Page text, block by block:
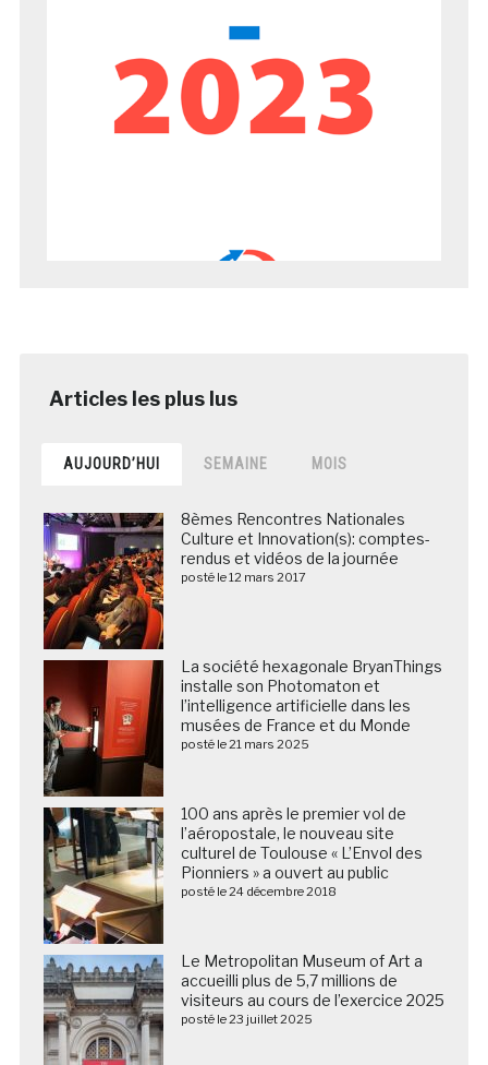
AUJOURD’HUI SEMAINE MOIS
8èmes Rencontres Nationales
Culture et Innovation(s): comptes-
rendus et vidéos de la journée
posté le 12 mars 2017
La société hexagonale BryanThings
installe son Photomaton et
l’intelligence artificielle dans les
musées de France et du Monde
posté le 21 mars 2025
100 ans après le premier vol de
l’aéropostale, le nouveau site
culturel de Toulouse « L’Envol des
Pionniers » a ouvert au public
posté le 24 décembre 2018
Le Metropolitan Museum of Art a
accueilli plus de 5,7 millions de
visiteurs au cours de l’exercice 2025
posté le 23 juillet 2025